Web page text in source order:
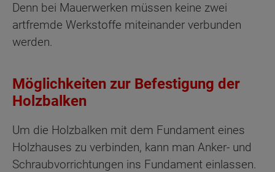
Denn bei Mauerwerken müssen keine zwei
artfremde Werkstoffe miteinander verbunden
werden.
Möglichkeiten zur Befestigung der
Holzbalken
Um die Holzbalken mit dem Fundament eines
Holzhauses zu verbinden, kann man Anker- und
Schraubvorrichtungen ins Fundament einlassen.